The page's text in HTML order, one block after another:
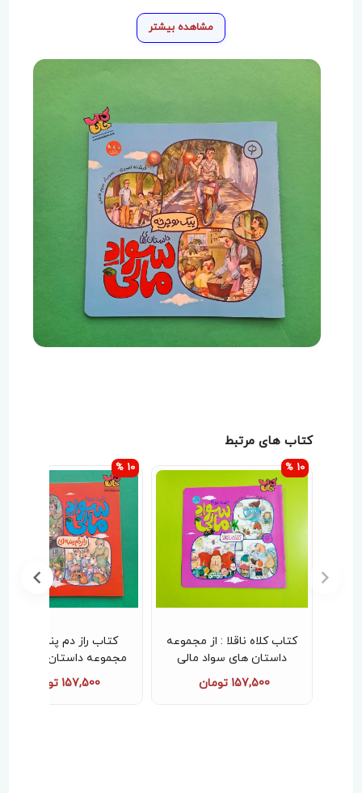
مشاهده بیشتر
کتاب های مرتبط
کتاب راز دم پنبه ای ( از
مجموعه داستان های سواد
مالی )
157,500 تومان
10 %
کتاب تصمیم های
مجموعه داستان های
مالی )
157,500 تومان
10 %